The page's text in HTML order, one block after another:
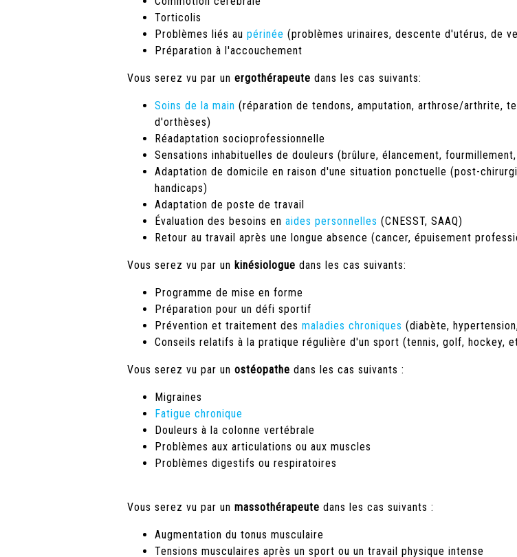
Torticolis
Problèmes liés au périnée (problèmes urinaires, descente d'utérus, de
Préparation à l'accouchement
Vous serez vu par un ergothérapeute dans les cas suivants:
Soins de la main (réparation de tendons, amputation, arthrose/arthrite,
d'orthèses)
Réadaptation socioprofessionnelle
Sensations inhabituelles de douleurs (brûlure, élancement,
Adaptation de domicile en raison d'une situation ponctuelle (post-
handicaps)
Adaptation de poste de travail
Évaluation des besoins en aides personnelles (CNESST, SAAQ)
Retour au travail après une longue absence (cancer, épuisement
Vous serez vu par un kinésiologue dans les cas suivants:
Programme de mise en forme
Préparation pour un défi sportif
Prévention et traitement des maladies chroniques (diabète,
Conseils relatifs à la pratique régulière d'un sport (tennis, golf, hockey,
Vous serez vu par un ostéopathe dans les cas suivants :
Migraines
Fatigue chronique
Douleurs à la colonne vertébrale
Problèmes aux articulations ou aux muscles
Problèmes digestifs ou respiratoires
Vous serez vu par un massothérapeute dans les cas suivants :
Augmentation du tonus musculaire
Tensions musculaires après un sport ou un travail physique intense